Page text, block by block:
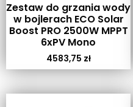
Zestaw do grzania wody
w bojlerach ECO Solar
Boost PRO 2500W MPPT
6xPV Mono
4583,75 zł